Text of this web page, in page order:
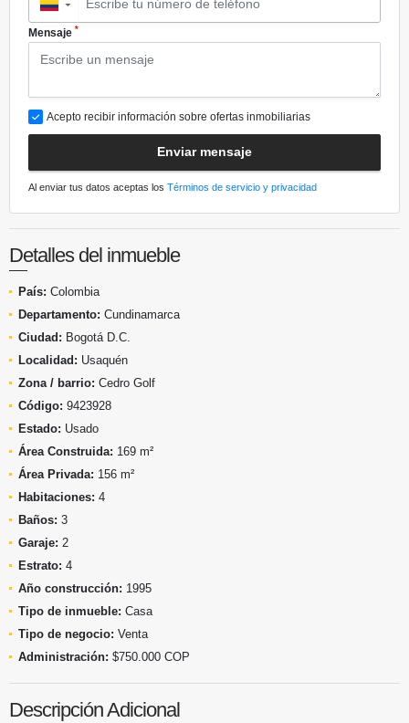
▼
Mensaje *
Acepto recibir información sobre ofertas inmobiliarias
Enviar mensaje
Al enviar tus datos aceptas los Términos de servicio y privacidad
Detalles del inmueble
País: Colombia
Departamento: Cundinamarca
Ciudad: Bogotá D.C.
Localidad: Usaquén
Zona / barrio: Cedro Golf
Código: 9423928
Estado: Usado
Área Construida: 169 m²
Área Privada: 156 m²
Habitaciones: 4
Baños: 3
Garaje: 2
Estrato: 4
Año construcción: 1995
Tipo de inmueble: Casa
Tipo de negocio: Venta
Administración: $750.000 COP
Descripción Adicional